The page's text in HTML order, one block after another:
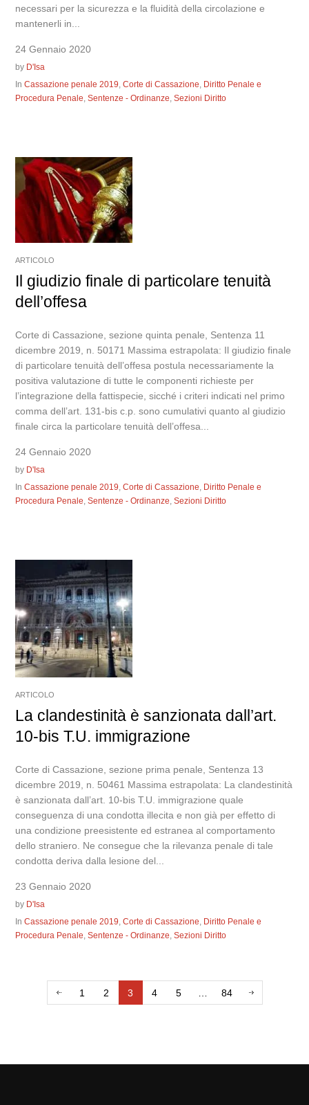
necessari per la sicurezza e la fluidità della circolazione e
mantenerli in...
24 Gennaio 2020
by D'Isa
InCassazione penale 2019,Corte di Cassazione, Diritto Penale e
Procedura Penale,Sentenze - Ordinanze,Sezioni Diritto
ARTICOLO
Il giudizio finale di particolare tenuità
dell’offesa
Corte di Cassazione, sezione quinta penale, Sentenza 11
dicembre 2019, n. 50171 Massima estrapolata: Il giudizio finale
di particolare tenuità dell’offesa postula necessariamente la
positiva valutazione di tutte le componenti richieste per
l’integrazione della fattispecie, sicché i criteri indicati nel primo
comma dell’art. 131-bis c.p. sono cumulativi quanto al giudizio
finale circa la particolare tenuità dell’offesa...
24 Gennaio 2020
by D'Isa
InCassazione penale 2019,Corte di Cassazione, Diritto Penale e
Procedura Penale,Sentenze - Ordinanze,Sezioni Diritto
ARTICOLO
La clandestinità è sanzionata dall’art.
10-bis T.U. immigrazione
Corte di Cassazione, sezione prima penale, Sentenza 13
dicembre 2019, n. 50461 Massima estrapolata: La clandestinità
è sanzionata dall’art. 10-bis T.U. immigrazione quale
conseguenza di una condotta illecita e non già per effetto di
una condizione preesistente ed estranea al comportamento
dello straniero. Ne consegue che la rilevanza penale di tale
condotta deriva dalla lesione del...
23 Gennaio 2020
by D'Isa
InCassazione penale 2019,Corte di Cassazione, Diritto Penale e
Procedura Penale,Sentenze - Ordinanze,Sezioni Diritto
1 2 3 4 5 … 84